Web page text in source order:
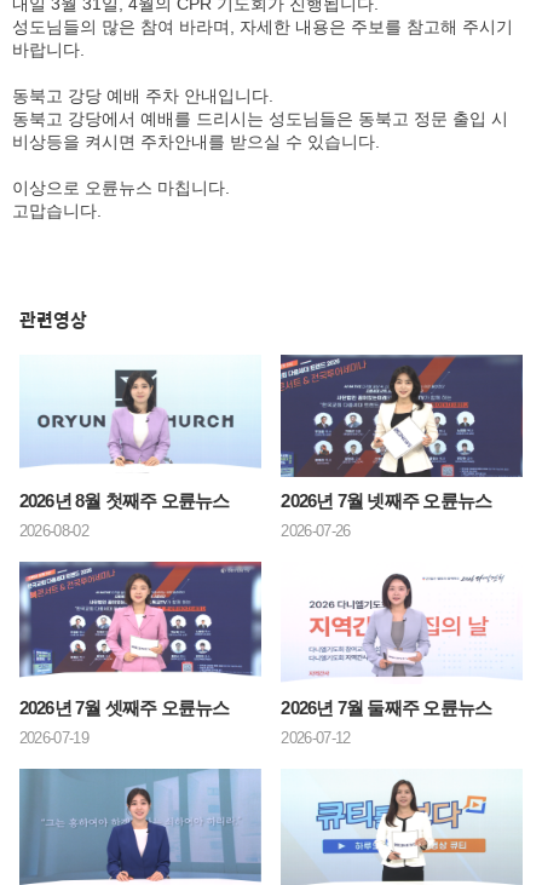
성도님들의 많은 참여 바라며, 자세한 내용은 주보를 참고해 주시기
바랍니다.
동북고 강당 예배 주차 안내입니다.
동북고 강당에서 예배를 드리시는 성도님들은 동북고 정문 출입 시
비상등을 켜시면 주차안내를 받으실 수 있습니다.
이상으로 오륜뉴스 마칩니다.
고맙습니다.
관련영상
2026년 8월 첫째주 오륜뉴스
2026-08-02
2026년 7월 넷째주 오륜뉴스
2026-07-26
2026년 7월 셋째주 오륜뉴스
2026-07-19
2026년 7월 둘째주 오륜뉴스
2026-07-12